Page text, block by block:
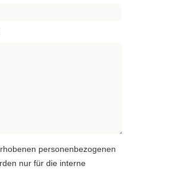
personenbezogenen
nur für die interne